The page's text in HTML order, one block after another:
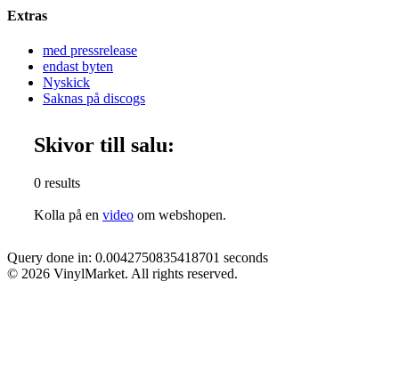
Extras
med pressrelease
endast byten
Nyskick
Saknas på discogs
Skivor till salu:
0 results
Kolla på en video om webshopen.
Query done in: 0.0042750835418701 seconds
© 2026 VinylMarket. All rights reserved.